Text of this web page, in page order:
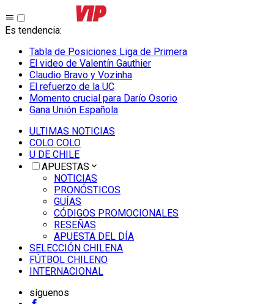
Es tendencia:
Tabla de Posiciones Liga de Primera
El video de Valentín Gauthier
Claudio Bravo y Vozinha
El refuerzo de la UC
Momento crucial para Darío Osorio
Gana Unión Española
ULTIMAS NOTICIAS
COLO COLO
U DE CHILE
APUESTAS
NOTICIAS
PRONÓSTICOS
GUÍAS
CÓDIGOS PROMOCIONALES
RESEÑAS
APUESTA DEL DÍA
SELECCIÓN CHILENA
FÚTBOL CHILENO
INTERNACIONAL
síguenos